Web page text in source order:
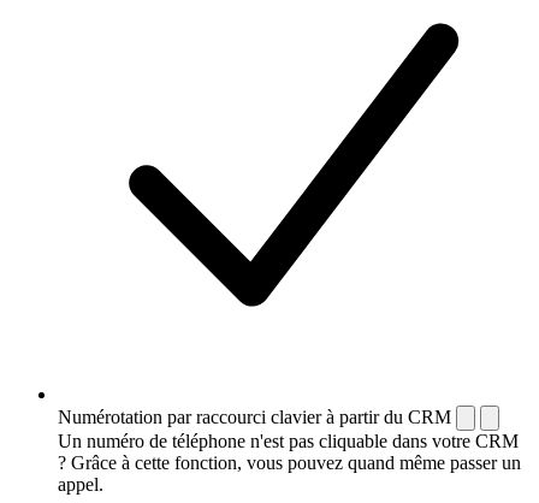
Numérotation par raccourci clavier à partir du CRM
Un numéro de téléphone n'est pas cliquable dans votre CRM
? Grâce à cette fonction, vous pouvez quand même passer un
appel.